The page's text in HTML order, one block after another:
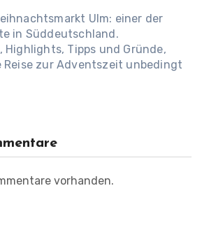
Ulm: einer der
in Süddeutschland.
Highlights, Tipps und Gründe,
Reise zur Adventszeit unbedingt
vorhanden.